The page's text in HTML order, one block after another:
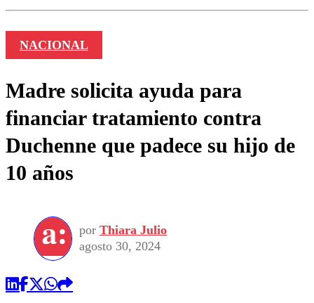
NACIONAL
Madre solicita ayuda para
financiar tratamiento contra
Duchenne que padece su hijo de
10 años
por Thiara Julio
agosto 30, 2024